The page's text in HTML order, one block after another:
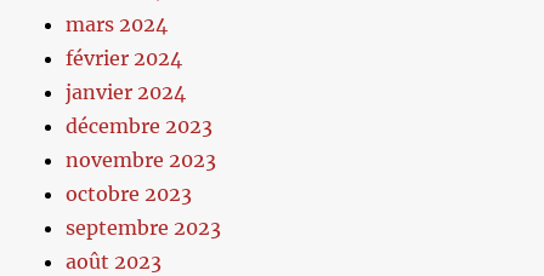
mars 2024
février 2024
janvier 2024
décembre 2023
novembre 2023
octobre 2023
septembre 2023
août 2023